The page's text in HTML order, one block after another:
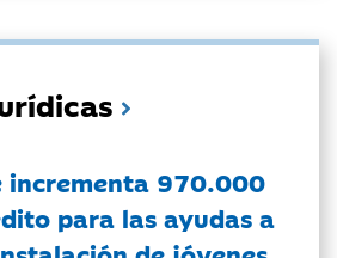
incrementa 970.000
para las ayudas a